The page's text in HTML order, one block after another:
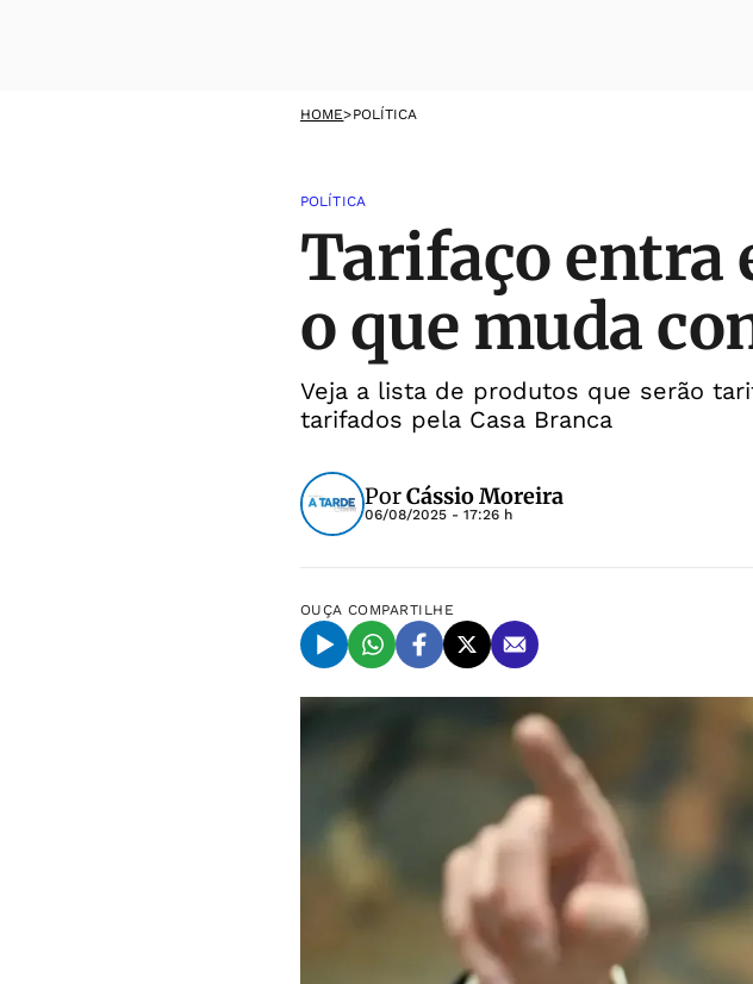
HOME>POLÍTICA
POLÍTICA
Tarifaço entra
o que muda
Veja a lista de produtos que serão
tarifados pela Casa Branca
PorCássio Moreira
06/08/2025 - 17:26 h
OUÇA COMPARTILHE